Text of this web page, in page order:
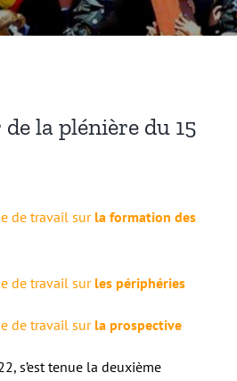
la plénière du 15
de travail sur la formation des
de travail sur les périphéries
de travail sur la prospective
s’est tenue la deuxième